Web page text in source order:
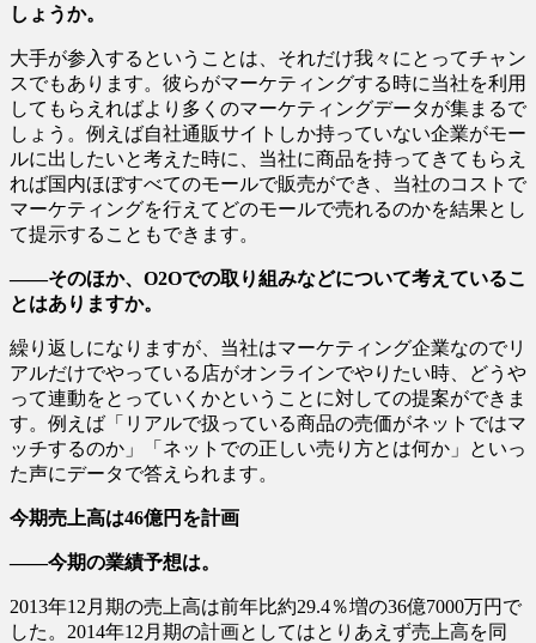
しょうか。
大手が参入するということは、それだけ我々にとってチャン
スでもあります。彼らがマーケティングする時に当社を利用
してもらえればより多くのマーケティングデータが集まるで
しょう。例えば自社通販サイトしか持っていない企業がモー
ルに出したいと考えた時に、当社に商品を持ってきてもらえ
れば国内ほぼすべてのモールで販売ができ、当社のコストで
マーケティングを行えてどのモールで売れるのかを結果とし
て提示することもできます。
――そのほか、O2Oでの取り組みなどについて考えているこ
とはありますか。
繰り返しになりますが、当社はマーケティング企業なのでリ
アルだけでやっている店がオンラインでやりたい時、どうや
って連動をとっていくかということに対しての提案ができま
す。例えば「リアルで扱っている商品の売価がネットではマ
ッチするのか」「ネットでの正しい売り方とは何か」といっ
た声にデータで答えられます。
今期売上高は46億円を計画
――今期の業績予想は。
2013年12月期の売上高は前年比約29.4％増の36億7000万円で
した。2014年12月期の計画としてはとりあえず売上高を同